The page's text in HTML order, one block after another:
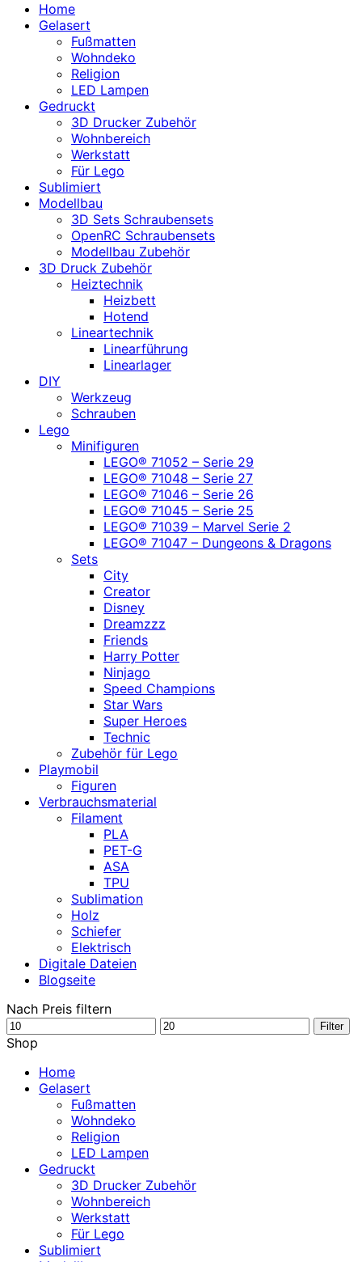
Home
Gelasert
Fußmatten
Wohndeko
Religion
LED Lampen
Gedruckt
3D Drucker Zubehör
Wohnbereich
Werkstatt
Für Lego
Sublimiert
Modellbau
3D Sets Schraubensets
OpenRC Schraubensets
Modellbau Zubehör
3D Druck Zubehör
Heiztechnik
Heizbett
Hotend
Lineartechnik
Linearführung
Linearlager
DIY
Werkzeug
Schrauben
Lego
Minifiguren
LEGO® 71052 – Serie 29
LEGO® 71048 – Serie 27
LEGO® 71046 – Serie 26
LEGO® 71045 – Serie 25
LEGO® 71039 – Marvel Serie 2
LEGO® 71047 – Dungeons & Dragons
Sets
City
Creator
Disney
Dreamzzz
Friends
Harry Potter
Ninjago
Speed Champions
Star Wars
Super Heroes
Technic
Zubehör für Lego
Playmobil
Figuren
Verbrauchsmaterial
Filament
PLA
PET-G
ASA
TPU
Sublimation
Holz
Schiefer
Elektrisch
Digitale Dateien
Blogseite
Nach Preis filtern
Min.
Preis
Max.
Filter
Shop
Home
Gelasert
Fußmatten
Wohndeko
Religion
LED Lampen
Gedruckt
3D Drucker Zubehör
Wohnbereich
Werkstatt
Für Lego
Sublimiert